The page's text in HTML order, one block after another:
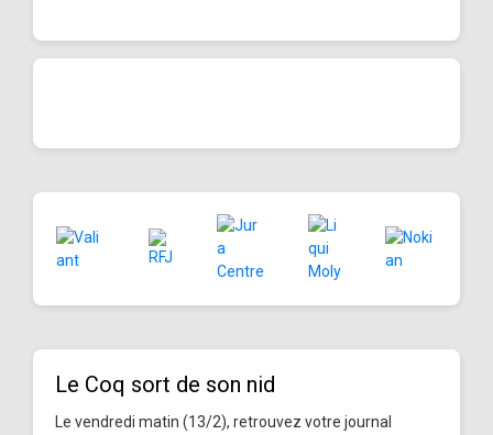
Le Coq sort de son nid
Le vendredi matin (13/2), retrouvez votre journal